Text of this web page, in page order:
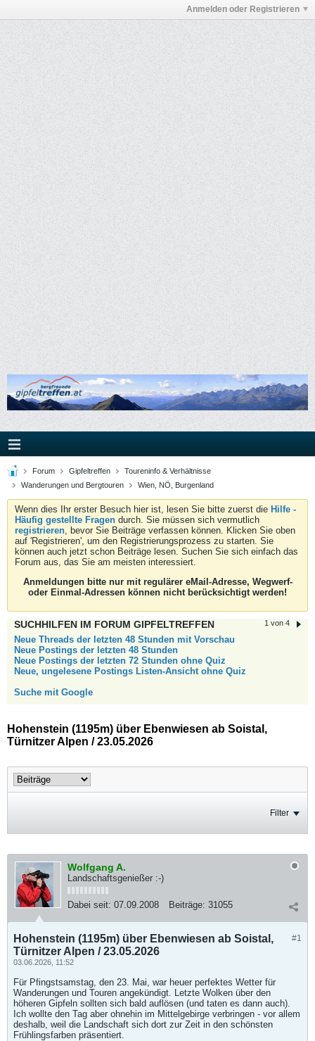
Anmelden oder Registrieren
Forum Gipfeltreffen
Toureninfo & Verhältnisse
Wanderungen und Bergtouren
Wien, NÖ, Burgenland
Wenn dies Ihr erster Besuch hier ist, lesen Sie bitte zuerst die Hilfe -
Häufig gestellte Fragen durch. Sie müssen sich vermutlich
registrieren, bevor Sie Beiträge verfassen können. Klicken Sie oben
auf 'Registrieren', um den Registrierungsprozess zu starten. Sie
können auch jetzt schon Beiträge lesen. Suchen Sie sich einfach das
Forum aus, das Sie am meisten interessiert.
Anmeldungen bitte nur mit regulärer eMail-Adresse, Wegwerf-
oder Einmal-Adressen können nicht berücksichtigt werden!
1 von 4
SUCHHILFEN IM FORUM GIPFELTREFFEN
Neue Threads der letzten 48 Stunden mit Vorschau
Neue Postings der letzten 48 Stunden
Neue Postings der letzten 72 Stunden ohne Quiz
Neue, ungelesene Postings Listen-Ansicht ohne Quiz
Suche mit Google
Hohenstein (1195m) über Ebenwiesen ab Soistal,
Türnitzer Alpen / 23.05.2026
Filter
Wolfgang A.
Landschaftsgenießer :-)
Dabei seit: 07.09.2008 Beiträge: 31055
#1
Hohenstein (1195m) über Ebenwiesen ab Soistal,
Türnitzer Alpen / 23.05.2026
03.06.2026, 11:52
Für Pfingstsamstag, den 23. Mai, war heuer perfektes Wetter für
Wanderungen und Touren angekündigt. Letzte Wolken über den
höheren Gipfeln sollten sich bald auflösen (und taten es dann auch).
Ich wollte den Tag aber ohnehin im Mittelgebirge verbringen - vor allem
deshalb, weil die Landschaft sich dort zur Zeit in den schönsten
Frühlingsfarben präsentiert.